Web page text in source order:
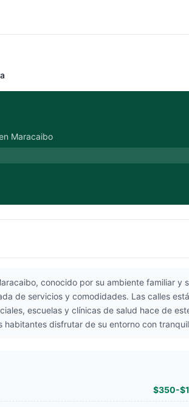
Maracaibo
conocido por su ambiente familiar
de servicios y comodidades. Las calles
escuelas y clínicas de salud hace de
habitantes disfrutar de su entorno con
$350-